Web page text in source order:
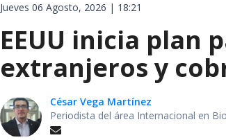
Jueves 06 Agosto, 2026 | 18:21
EEUU inicia plan
extranjeros y
César Vega Martínez
Periodista del área Internacional en